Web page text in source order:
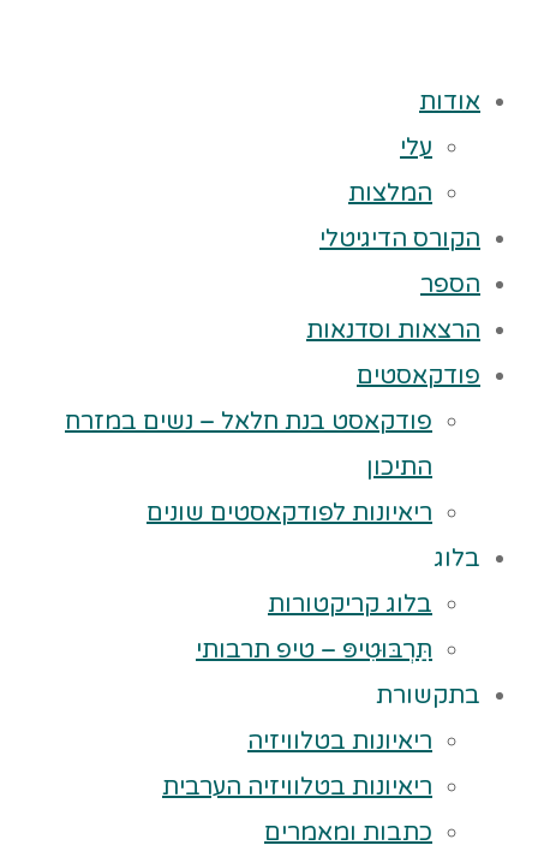
אודות
עלי
המלצות
הקורס הדיגיטלי
הספר
הרצאות וסדנאות
פודקאסטים
פודקאסט בנת חלאל – נשים במזרח
התיכון
ריאיונות לפודקאסטים שונים
בלוג
בלוג קריקטורות
תַּרְבּוּטִיפּ – טיפ תרבותי
בתקשורת
ריאיונות בטלוויזיה
ריאיונות בטלוויזיה הערבית
כתבות ומאמרים